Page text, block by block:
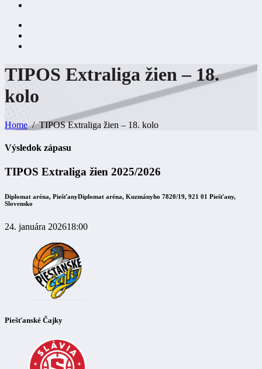
TIPOS Extraliga žien – 18.
kolo
Home TIPOS Extraliga žien – 18. kolo
Výsledok zápasu
TIPOS Extraliga žien 2025/2026
Diplomat aréna, PiešťanyDiplomat aréna, Kuzmányho 7820/19, 921 01 Piešťany,
Slovensko
24. januára 202618:00
Piešťanské Čajky